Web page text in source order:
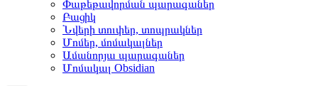
Փաթեթավորման պարագաներ
Բացիկ
Նվերի տուփեր, տոպրակներ
Մոմեր, մոմակալներ
Ամանորյա պարագաներ
Մոմակալ Obsidian